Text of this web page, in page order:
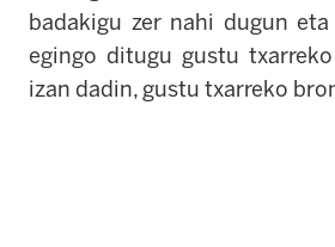
badakigu zer nahi dugun
egingo ditugu gustu
izan dadin, gustu txarreko